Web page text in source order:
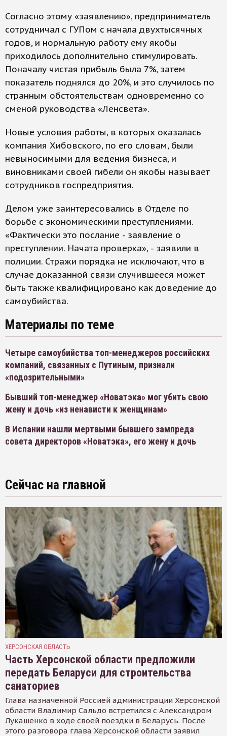
Согласно этому «заявлению», предприниматель
сотрудничал с ГУПом с начала двухтысячных
годов, и нормальную работу ему якобы
приходилось дополнительно стимулировать.
Поначалу чистая прибыль была 7%, затем
показатель поднялся до 20%, и это случилось по
странным обстоятельствам одновременно со
сменой руководства «Ленсвета».
Новые условия работы, в которых оказалась
компания Хибовского, по его словам, были
невыносимыми для ведения бизнеса, и
виновниками своей гибели он якобы называет
сотрудников госпредприятия.
Делом уже заинтересовались в Отделе по
борьбе с экономическими преступлениями.
«Фактически это послание - заявление о
преступлении. Начата проверка», - заявили в
полиции. Стражи порядка не исключают, что в
случае доказанной связи случившееся может
быть также квалифицировано как доведение до
самоубийства.
Материалы по теме
Четыре самоубийства топ-менеджеров российских
компаний, связанных с Путиным, признали
«подозрительными»
Бывший топ-менеджер «Новатэка» мог убить свою
жену и дочь «из ненависти к женщинам»
В Испании нашли мертвыми бывшего зампреда
совета директоров «Новатэка», его жену и дочь
Сейчас на главной
ХЕРСОНСКАЯ ОБЛАСТЬ
Часть Херсонской области предложили
передать Беларуси для строительства
санаториев
Глава назначенной Россией администрации Херсонской
области Владимир Сальдо встретился с Александром
Лукашенко в ходе своей поездки в Беларусь. После
этого разговора глава Херсонской области заявил